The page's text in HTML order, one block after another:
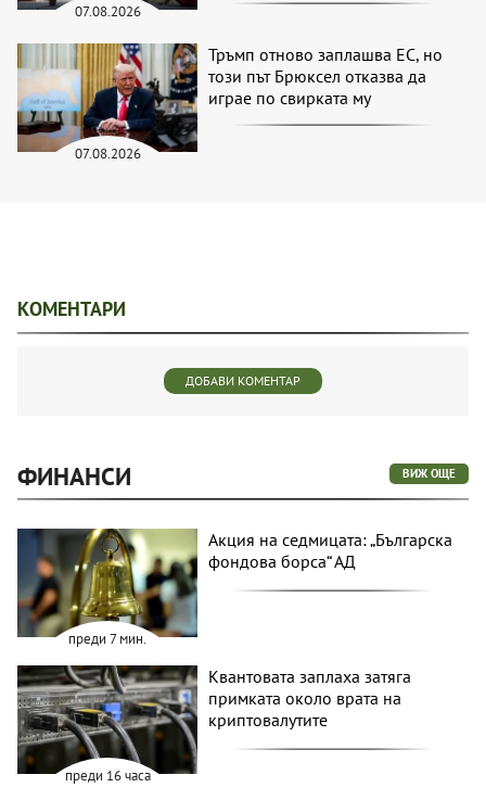
07.08.2026
07.08.2026
Тръмп отново заплашва ЕС, но
този път Брюксел отказва да
играе по свирката му
КОМЕНТАРИ
ДОБАВИ КОМЕНТАР
ФИНАНСИ ВИЖ ОЩЕ
преди 7 мин.
Акция на седмицата: „Българска
фондова борса“ АД
преди 16 часа
Квантовата заплаха затяга
примката около врата на
криптовалутите